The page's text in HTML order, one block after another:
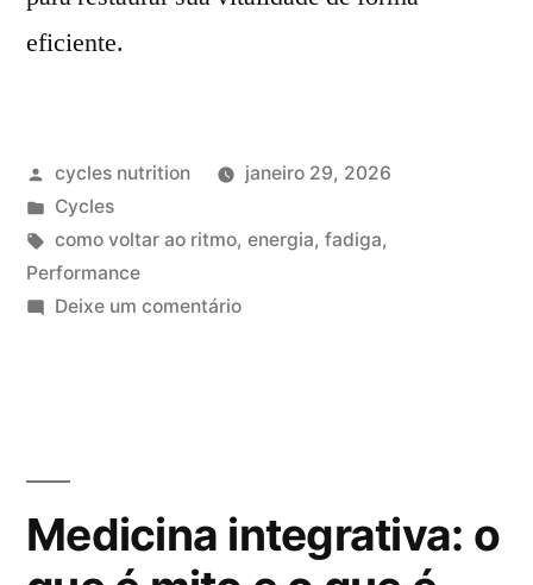
eficiente.
cycles nutrition
janeiro 29, 2026
Cycles
como voltar ao ritmo, energia, fadiga,
Performance
Deixe um comentário
Medicina integrativa: o